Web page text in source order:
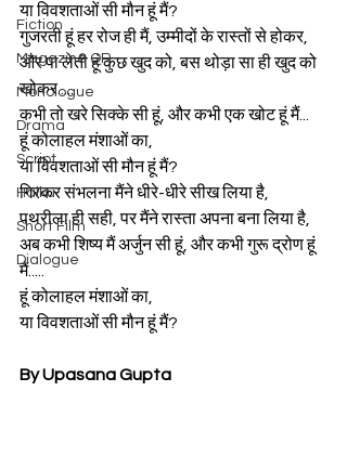
Fiction
Magazine QR
Monologue
Drama
Script
Haiku
Short Film
Dialogue
या विवशताओं सी मौन हूं मैं?
गुजरती हूं हर रोज ही मैं, उम्मीदों के रास्तों से होकर,
और पा लेती हूं कुछ खुद को, बस थोड़ा सा ही खुद को
खोकर.....
कभी तो खरे सिक्के सी हूं, और कभी एक खोट हूं मैं...
हूं कोलाहल मंशाओं का,
या विवशताओं सी मौन हूं मैं?
गिरकर संभलना मैंने धीरे-धीरे सीख लिया है,
पथरीला ही सही, पर मैंने रास्ता अपना बना लिया है,
अब कभी शिष्य मैं अर्जुन सी हूं, और कभी गुरू द्रोण हूं
मैं.....
हूं कोलाहल मंशाओं का,
या विवशताओं सी मौन हूं मैं?
By Upasana Gupta